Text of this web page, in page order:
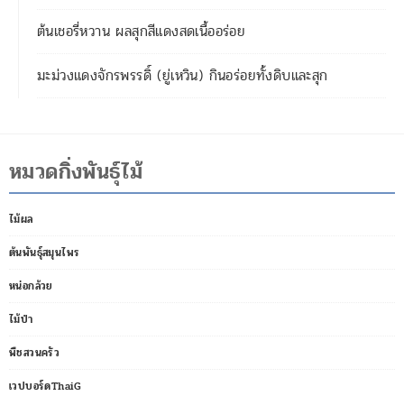
ต้นเชอรี่หวาน ผลสุกสีแดงสดเนื้ออร่อย
มะม่วงแดงจักรพรรดิ์ (ยู่เหวิน) กินอร่อยทั้งดิบและสุก
หมวดกิ่งพันธุ์ไม้
ไม้ผล
ต้นพันธุ์สมุนไพร
หน่อกล้วย
ไม้ป่า
พืชสวนครัว
เวปบอร์ดThaiG